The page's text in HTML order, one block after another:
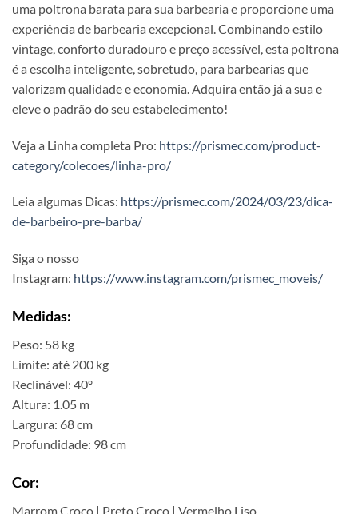
uma poltrona barata para sua barbearia e proporcione uma
experiência de barbearia excepcional. Combinando estilo
vintage, conforto duradouro e preço acessível, esta poltrona
é a escolha inteligente, sobretudo, para barbearias que
valorizam qualidade e economia. Adquira então já a sua e
eleve o padrão do seu estabelecimento!
Veja a Linha completa Pro: https://prismec.com/product-
category/colecoes/linha-pro/
Leia algumas Dicas: https://prismec.com/2024/03/23/dica-
de-barbeiro-pre-barba/
Siga o nosso
Instagram: https://www.instagram.com/prismec_moveis/
Medidas:
Peso: 58 kg
Limite: até 200 kg
Reclinável: 40º
Altura: 1.05 m
Largura: 68 cm
Profundidade: 98 cm
Cor:
Marrom Croco | Preto Croco | Vermelho Liso